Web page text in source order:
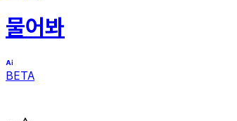
물어봐
BETA